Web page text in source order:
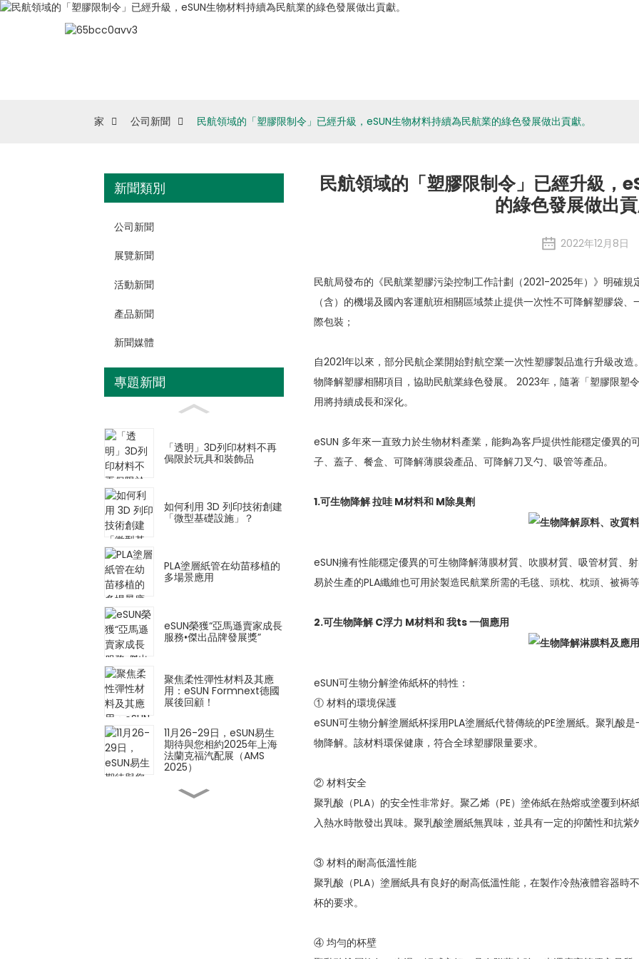
家 公司新聞 民航領域的「塑膠限制令」已經升級，eSUN生物材料持續為民航業的綠色發展做出貢獻。
新聞類別
公司新聞
展覽新聞
活動新聞
產品新聞
新聞媒體
專題新聞
「透明」3D列印材料不再
侷限於玩具和裝飾品
如何利用 3D 列印技術創建
「微型基礎設施」？
PLA塗層紙管在幼苗移植的
多場景應用
eSUN榮獲“亞馬遜賣家成長
服務•傑出品牌發展獎”
聚焦柔性彈性材料及其應
用：eSUN Formnext德國
展後回顧！
11月26-29日，eSUN易生
期待與您相約2025年上海
法蘭克福汽配展（AMS
2025）
創新材料 × 創新應用 |
民航領域的「塑膠限制令」已經升級，
的綠色發展做出
2022年12月8日
民航局發布的《民航業塑膠污染控制工作計劃（2021-2025年）》明確
（含）的機場及國內客運航班相關區域禁止提供一次性不可降解塑膠袋
際包裝；
自2021年以來，部分民航企業開始對航空業一次性塑膠製品進行升級改
物降解塑膠相關項目，協助民航業綠色發展。 2023年，隨著「塑膠限塑
用將持續成長和深化。
eSUN 多年來一直致力於生物材料產業，能夠為客戶提供性能穩定優異
子、蓋子、餐盒、可降解薄膜袋產品、可降解刀叉勺、吸管等產品。
1.可生物降解拉哇M材料和 M除臭劑
eSUN擁有性能穩定優異的可生物降解薄膜材質、吹膜材質、吸管材質、
易於生產的PLA纖維也可用於製造民航業所需的毛毯、頭枕、枕頭、被褥
2.可生物降解C浮力 M材料和我ts一個應用
eSUN可生物分解塗佈紙杯的特性：
① 材料的環境保護
eSUN可生物分解塗層紙杯採用PLA塗層紙代替傳統的PE塗層紙。聚乳酸
物降解。該材料環保健康，符合全球塑膠限量要求。
② 材料安全
聚乳酸（PLA）的安全性非常好。聚乙烯（PE）塗佈紙在熱熔或塗覆到
入熱水時散發出異味。聚乳酸塗層紙無異味，並具有一定的抑菌性和抗紫
③ 材料的耐高低溫性能
聚乳酸（PLA）塗層紙具有良好的耐高低溫性能，在製作冷熱液體容器時
杯的要求。
④ 均勻的杯壁